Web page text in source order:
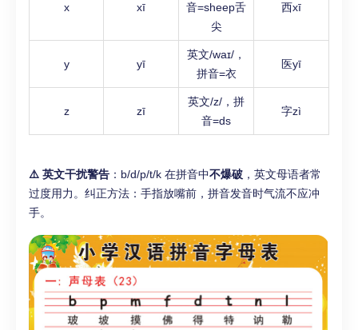
x xī
音=sheep舌
尖
西xī
y yī
英文/waɪ/，
拼音=衣
医yī
z zī
英文/z/，拼
音=ds
字zì
⚠️ 英文干扰警告 ：b/d/p/t/k 在拼音中不爆破 ，英文母语者常
过度用力。纠正方法：手指放嘴前，拼音发音时气流不应冲
手。